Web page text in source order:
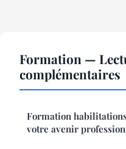
Formation —
complémentaires
Formation
votre avenir